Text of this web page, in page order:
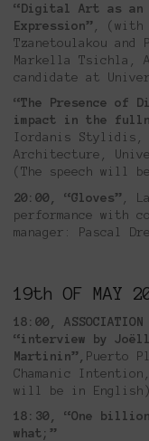
“Digital Art as an
Expression” , (with
Tzanetoulakou
Markella Tsichla,
candidate at
“The Presence
impact in the
Iordanis Stylidis,
Architecture,
(Τhe speech will
20:00, “Gloves” ,
performance with
manager: Pascal
19th OF MAY
18:00, ASSOCIATION
“interview by
Martinin”, Puerto
Chamanic
will be in English)
18:30, “One
what;”